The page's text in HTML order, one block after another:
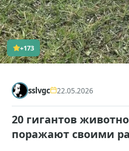
+173
sslvgc 22.05.2026
20 гигантов
поражают своими